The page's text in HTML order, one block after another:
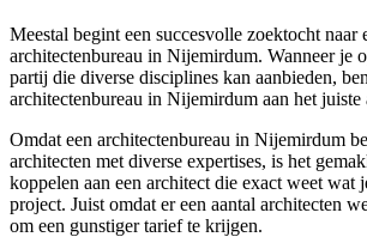
Meestal begint een succesvolle zoektocht naar
architectenbureau in Nijemirdum. Wanneer je
partij die diverse disciplines kan aanbieden,
architectenbureau in Nijemirdum aan het juiste
Omdat een architectenbureau in Nijemirdum
architecten met diverse expertises, is het
koppelen aan een architect die exact weet wat
project. Juist omdat er een aantal architecten
om een gunstiger tarief te krijgen.